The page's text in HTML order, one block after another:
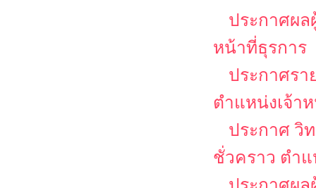
ประกาศผล
หน้าที่ธุรการ
ประกาศรา
ตำแหน่งเจ้า
ประกาศ วิ
ชั่วคราว ตำ